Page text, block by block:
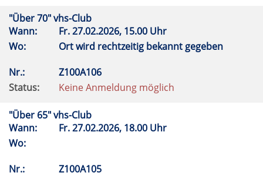
"Über 70" vhs-Club
Wann:
Fr.27.02.2026, 15.00 Uhr
Wo:
Ort wird rechtzeitig bekannt gegeben
Nr.:
Z100A106
Status:
Keine Anmeldung möglich
"Über 65" vhs-Club
Wann:
Fr.27.02.2026, 18.00 Uhr
Wo:
Nr.:
Z100A105